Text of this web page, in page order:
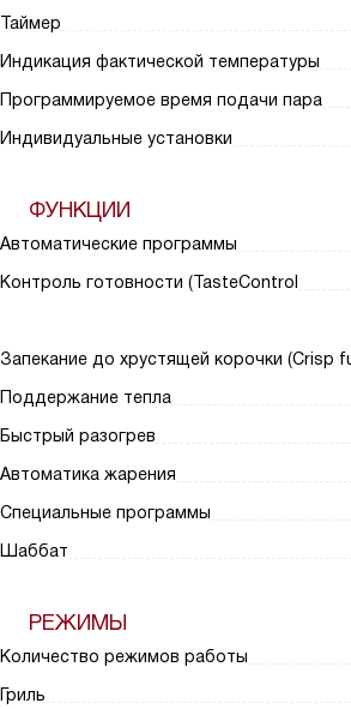
Таймер
Индикация фактической температуры
Программируемое время подачи пара
Индивидуальные установки
ФУНКЦИИ
Автоматические программы
Контроль готовности (TasteControl
Запекание до хрустящей корочки (Crisp
Поддержание тепла
Быстрый разогрев
Автоматика жарения
Специальные программы
Шаббат
РЕЖИМЫ
Количество режимов работы
Гриль